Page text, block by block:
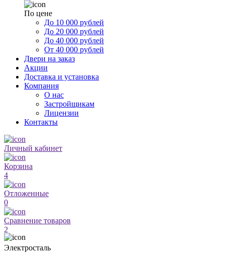
По цене
До 10 000 рублей
До 20 000 рублей
До 40 000 рублей
От 40 000 рублей
Двери на заказ
Акции
Доставка и установка
Компания
О нас
Застройщикам
Лицензии
Контакты
Личный кабинет
Корзина
4
Отложенные
0
Сравнение товаров
2
Электросталь